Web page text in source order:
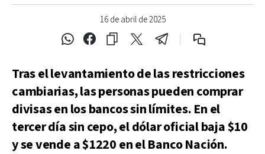
16 de abril de 2025
Tras el levantamiento de las restricciones
cambiarias, las personas pueden comprar
divisas en los bancos sin límites. En el
tercer día sin cepo, el dólar oficial baja $10
y se vende a $1220 en el Banco Nación.